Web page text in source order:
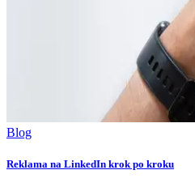
Blog
Reklama na LinkedIn krok po kroku